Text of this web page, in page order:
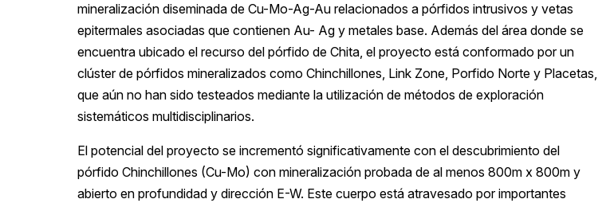
mineralización diseminada de Cu-Mo-Ag-Au relacionados a pórfidos intrusivos y vetas
epitermales asociadas que contienen Au- Ag y metales base. Además del área donde se
encuentra ubicado el recurso del pórfido de Chita, el proyecto está conformado por un
clúster de pórfidos mineralizados como Chinchillones, Link Zone, Porfido Norte y Placetas,
que aún no han sido testeados mediante la utilización de métodos de exploración
sistemáticos multidisciplinarios.
El potencial del proyecto se incrementó significativamente con el descubrimiento del
pórfido Chinchillones (Cu-Mo) con mineralización probada de al menos 800m x 800m y
abierto en profundidad y dirección E-W. Este cuerpo está atravesado por importantes